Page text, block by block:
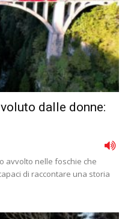
dalle donne:
avvolto nelle foschie che
di raccontare una storia